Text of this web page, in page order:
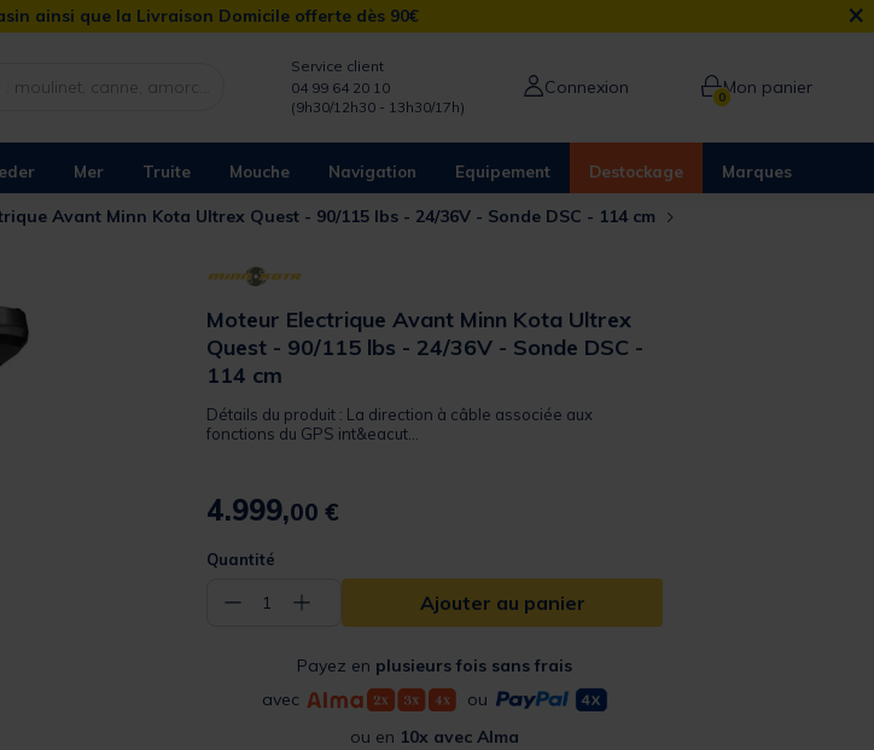
ainsi que la Livraison Domicile offerte dès 90€ ×
Service client
04 99 64 20 10
(9h30/12h30 - 13h30/17h)
Connexion 0Mon panier
Mer Truite Mouche Navigation Equipement Destockage Marques
Avant Minn Kota Ultrex Quest - 90/115 lbs - 24/36V - Sonde DSC - 114 cm
Moteur Electrique Avant Minn Kota Ultrex
Quest - 90/115 lbs - 24/36V - Sonde DSC -
114 cm
Détails du produit : La direction à câble associée aux
fonctions du GPS int&eacut...
4.999,00 €
Quantité
− 1 + Ajouter au panier
Payez en plusieurs fois sans frais
avec
ou
ou en 10x avec Alma